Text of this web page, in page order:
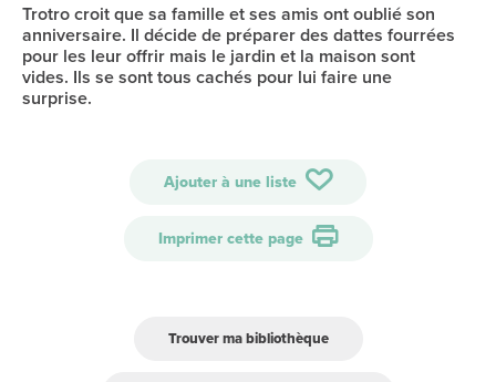
Trotro croit que sa famille et ses amis ont oublié son
anniversaire. Il décide de préparer des dattes fourrées
pour les leur offrir mais le jardin et la maison sont
vides. Ils se sont tous cachés pour lui faire une
surprise.
Ajouter à une liste
Imprimer cette page
Trouver ma bibliothèque